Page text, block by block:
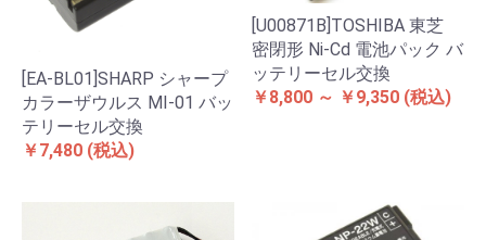
[EA-BL01]SHARP シャープ
カラーザウルス MI-01 バッ
テリーセル交換
￥7,480 (税込)
[U00871B]TOSHIBA 東芝
密閉形 Ni-Cd 電池パック バ
ッテリーセル交換
￥8,800 ～ ￥9,350 (税込)